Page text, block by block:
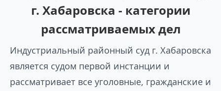
г. Хабаровска - категории
рассматриваемых дел
Индустриальный районный суд г. Хабаровска
является судом первой инстанции и
рассматривает все уголовные, гражданские и